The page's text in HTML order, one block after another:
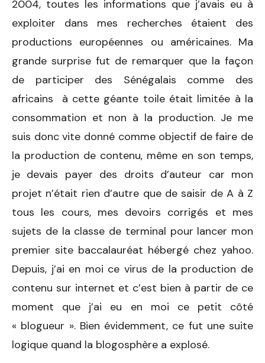
2004, toutes les informations que j’avais eu à
exploiter dans mes recherches étaient des
productions européennes ou américaines. Ma
grande surprise fut de remarquer que la façon
de participer des Sénégalais comme des
africains à cette géante toile était limitée à la
consommation et non à la production. Je me
suis donc vite donné comme objectif de faire de
la production de contenu, même en son temps,
je devais payer des droits d’auteur car mon
projet n’était rien d’autre que de saisir de A à Z
tous les cours, mes devoirs corrigés et mes
sujets de la classe de terminal pour lancer mon
premier site baccalauréat hébergé chez yahoo.
Depuis, j’ai en moi ce virus de la production de
contenu sur internet et c’est bien à partir de ce
moment que j’ai eu en moi ce petit côté
« blogueur ». Bien évidemment, ce fut une suite
logique quand la blogosphère a explosé.